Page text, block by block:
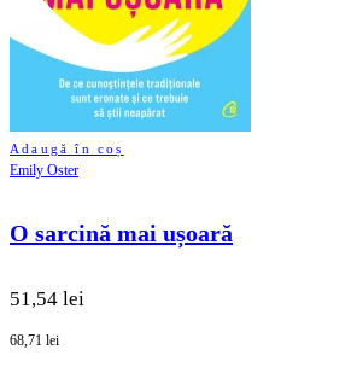
Adaugă în coș
Emily Oster
O sarcină mai ușoară
51,54 lei
68,71 lei